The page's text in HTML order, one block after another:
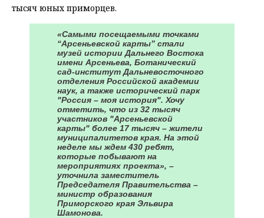
тысяч юных приморцев.
«Самыми посещаемыми точками
“Арсеньевской карты” стали
музей истории Дальнего Востока
имени Арсеньева, Ботанический
сад-институт Дальневосточного
отделения Российской академии
наук, а также исторический парк
"Россия – моя история". Хочу
отметить, что из 32 тысяч
участников "Арсеньевской
карты" более 17 тысяч – жители
муниципалитетов края. На этой
неделе мы ждем 430 ребят,
которые побывают на
мероприятиях проекта», –
уточнила заместитель
Председателя Правительства –
министр образования
Приморского края Эльвира
Шамонова.